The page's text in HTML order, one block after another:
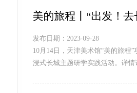
美的旅程丨“出发！
发布日期：2023-09-28
10月14日，天津美术馆“美的旅程
浸式长城主题研学实践活动。详